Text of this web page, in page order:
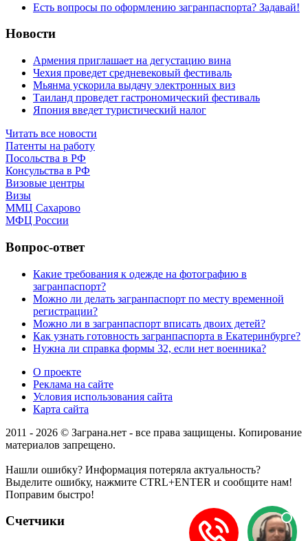
Есть вопросы по оформлению загранпаспорта? Задавай!
Новости
Армения приглашает на дегустацию вина
Чехия проведет средневековый фестиваль
Мьянма ускорила выдачу электронных виз
Таиланд проведет гастрономический фестиваль
Япония введет туристический налог
Читать все новости
Патенты на работу
Посольства в РФ
Консульства в РФ
Визовые центры
Визы
ММЦ Сахарово
МФЦ России
Вопрос-ответ
Какие требования к одежде на фотографию в
загранпаспорт?
Можно ли делать загранпаспорт по месту временной
регистрации?
Можно ли в загранпаспорт вписать двоих детей?
Как узнать готовность загранпаспорта в Екатеринбурге?
Нужна ли справка формы 32, если нет военника?
О проекте
Реклама на сайте
Условия использования сайта
Карта сайта
2011 - 2026 © Заграна.нет - все права защищены. Копирование
материалов запрещено.
Нашли ошибку? Информация потеряла актуальность?
Выделите ошибку, нажмите CTRL+ENTER и сообщите нам!
Поправим быстро!
Счетчики